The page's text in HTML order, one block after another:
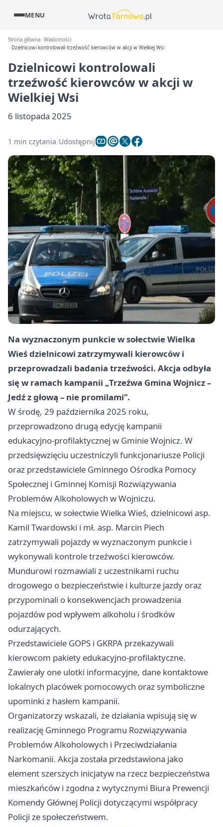
MENU
Strona główna Wiadomości
Dzielnicowi kontrolowali trzeźwość kierowców w akcji w Wielkiej Wsi
Dzielnicowi kontrolowali
trzeźwość kierowców w akcji w
Wielkiej Wsi
6 listopada 2025
1 min czytania Udostępnij
Na wyznaczonym punkcie w sołectwie Wielka
Wieś dzielnicowi zatrzymywali kierowców i
przeprowadzali badania trzeźwości. Akcja odbyła
się w ramach kampanii „Trzeźwa Gmina Wojnicz –
Jedź z głową – nie promilami”.
W środę, 29 października 2025 roku,
przeprowadzono drugą edycję kampanii
edukacyjno‑profilaktycznej w Gminie Wojnicz. W
przedsięwzięciu uczestniczyli funkcjonariusze Policji
oraz przedstawiciele Gminnego Ośrodka Pomocy
Społecznej i Gminnej Komisji Rozwiązywania
Problemów Alkoholowych w Wojniczu.
Na miejscu, w sołectwie Wielka Wieś, dzielnicowi asp.
Kamil Twardowski i mł. asp. Marcin Piech
zatrzymywali pojazdy w wyznaczonym punkcie i
wykonywali kontrole trzeźwości kierowców.
Mundurowi rozmawiali z uczestnikami ruchu
drogowego o bezpieczeństwie i kulturze jazdy oraz
przypominali o konsekwencjach prowadzenia
pojazdów pod wpływem alkoholu i środków
odurzających.
Przedstawiciele GOPS i GKRPA przekazywali
kierowcom pakiety edukacyjno‑profilaktyczne.
Zawierały one ulotki informacyjne, dane kontaktowe
lokalnych placówek pomocowych oraz symboliczne
upominki z hasłem kampanii.
Organizatorzy wskazali, że działania wpisują się w
realizację Gminnego Programu Rozwiązywania
Problemów Alkoholowych i Przeciwdziałania
Narkomanii. Akcja została przedstawiona jako
element szerszych inicjatyw na rzecz bezpieczeństwa
mieszkańców i zgodna z wytycznymi Biura Prewencji
Komendy Głównej Policji dotyczącymi współpracy
Policji ze społeczeństwem.